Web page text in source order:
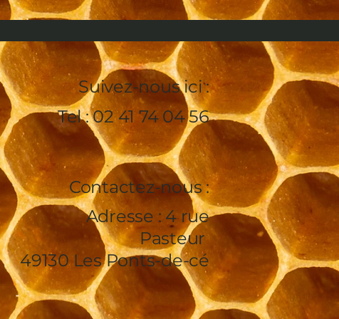
Suivez-nous ici :
Tel : 02 41 74 04 56
Contactez-nous :
Adresse : 4 rue
Pasteur
49130 Les Ponts-de-cé